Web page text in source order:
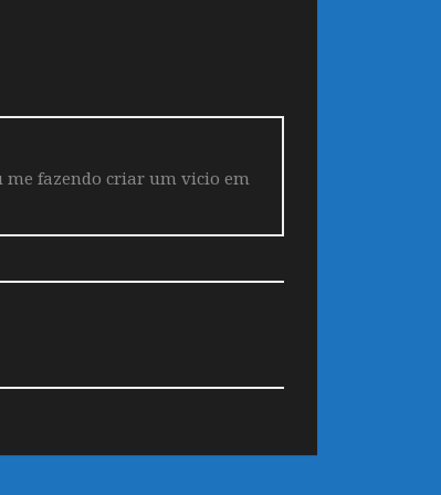
me fazendo criar um vicio em